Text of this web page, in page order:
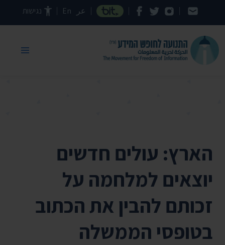
דילוג לתוכן העמוד عر En נגישות
הארץ: עולים חדשים
יוצאים למלחמה על
זכותם להבין את הכתוב
בטופסי הממשלה